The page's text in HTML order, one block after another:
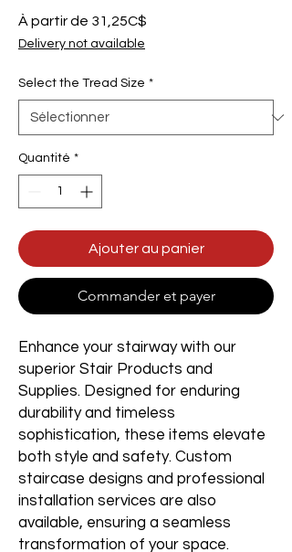
À partir de 31,25C$
Delivery not available
Select the Tread Size *
Quantité *
Ajouter au panier
Commander et payer
Enhance your stairway with our
superior Stair Products and
Supplies. Designed for enduring
durability and timeless
sophistication, these items elevate
both style and safety. Custom
staircase designs and professional
installation services are also
available, ensuring a seamless
transformation of your space.